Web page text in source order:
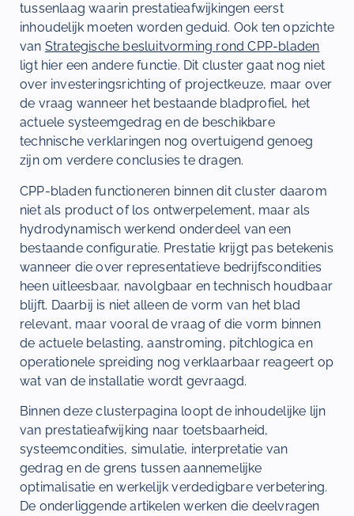
tussenlaag waarin prestatieafwijkingen eerst
inhoudelijk moeten worden geduid. Ook ten opzichte
van Strategische besluitvorming rond CPP-bladen
ligt hier een andere functie. Dit cluster gaat nog niet
over investeringsrichting of projectkeuze, maar over
de vraag wanneer het bestaande bladprofiel, het
actuele systeemgedrag en de beschikbare
technische verklaringen nog overtuigend genoeg
zijn om verdere conclusies te dragen.
CPP-bladen functioneren binnen dit cluster daarom
niet als product of los ontwerpelement, maar als
hydrodynamisch werkend onderdeel van een
bestaande configuratie. Prestatie krijgt pas betekenis
wanneer die over representatieve bedrijfscondities
heen uitleesbaar, navolgbaar en technisch houdbaar
blijft. Daarbij is niet alleen de vorm van het blad
relevant, maar vooral de vraag of die vorm binnen
de actuele belasting, aanstroming, pitchlogica en
operationele spreiding nog verklaarbaar reageert op
wat van de installatie wordt gevraagd.
Binnen deze clusterpagina loopt de inhoudelijke lijn
van prestatieafwijking naar toetsbaarheid,
systeemcondities, simulatie, interpretatie van
gedrag en de grens tussen aannemelijke
optimalisatie en werkelijk verdedigbare verbetering.
De onderliggende artikelen werken die deelvragen